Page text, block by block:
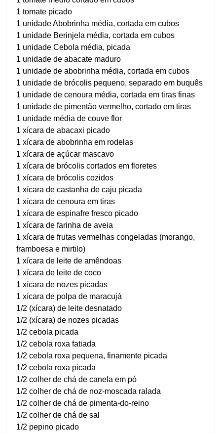
1 tomate picado
1 unidade Abobrinha média, cortada em cubos
1 unidade Berinjela média, cortada em cubos
1 unidade Cebola média, picada
1 unidade de abacate maduro
1 unidade de abobrinha média, cortada em cubos
1 unidade de brócolis pequeno, separado em buquês
1 unidade de cenoura média, cortada em tiras finas
1 unidade de pimentão vermelho, cortado em tiras
1 unidade média de couve flor
1 xícara de abacaxi picado
1 xícara de abobrinha em rodelas
1 xícara de açúcar mascavo
1 xícara de brócolis cortados em floretes
1 xícara de brócolis cozidos
1 xícara de castanha de caju picada
1 xícara de cenoura em tiras
1 xícara de espinafre fresco picado
1 xícara de farinha de aveia
1 xícara de frutas vermelhas congeladas (morango,
framboesa e mirtilo)
1 xícara de leite de amêndoas
1 xícara de leite de coco
1 xícara de nozes picadas
1 xícara de polpa de maracujá
1/2 (xícara) de leite desnatado
1/2 (xícara) de nozes picadas
1/2 cebola picada
1/2 cebola roxa fatiada
1/2 cebola roxa pequena, finamente picada
1/2 cebola roxa picada
1/2 colher de chá de canela em pó
1/2 colher de chá de noz-moscada ralada
1/2 colher de chá de pimenta-do-reino
1/2 colher de chá de sal
1/2 pepino picado